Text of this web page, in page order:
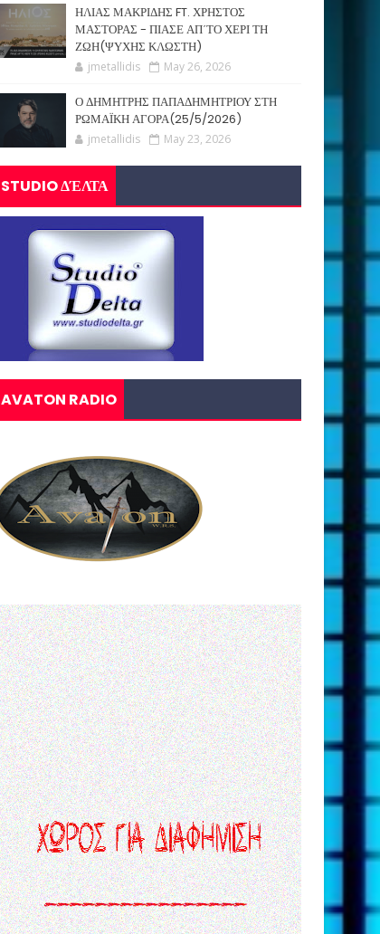
ΗΛΙΑΣ ΜΑΚΡΙΔΗΣ FT. ΧΡΗΣΤΟΣ
ΜΑΣΤΟΡΑΣ - ΠΙΑΣΕ ΑΠ΄ΤΟ ΧΕΡΙ ΤΗ
ΖΩΗ(ΨΥΧΗΣ ΚΛΩΣΤΗ)
jmetallidis May 26, 2026
Ο ΔΗΜΗΤΡΗΣ ΠΑΠΑΔΗΜΗΤΡΙΟΥ ΣΤΗ
ΡΩΜΑΪΚΗ ΑΓΟΡΑ(25/5/2026)
jmetallidis May 23, 2026
STUDIO ΔΈΛΤΑ
AVATON RADIO